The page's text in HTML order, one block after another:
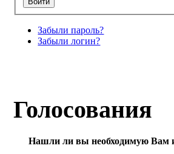
Забыли пароль?
Забыли логин?
Голосования
Нашли ли вы необходимую Вам